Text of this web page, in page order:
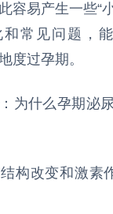
容易产生一些“
和常见问题，
度过孕期。
为什么孕期泌
构改变和激素